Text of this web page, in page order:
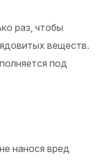
раз, чтобы
веществ.
под
нанося вред